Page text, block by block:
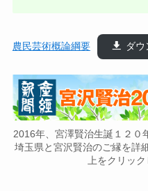
農民芸術概論綱要 ダウ
2016年、宮澤賢治生誕１２０
埼玉県と宮沢賢治のご縁を詳
上をクリッ